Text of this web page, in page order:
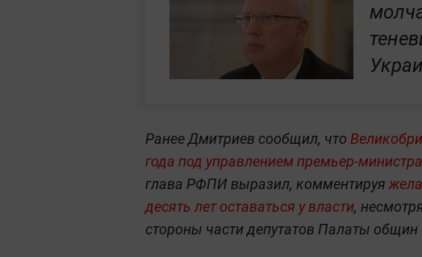
Ранее Дмитриев сообщил, что
года под управлением премьер-
глава РФПИ выразил, комментируя
десять лет оставаться у власти,
стороны части депутатов Палаты общин